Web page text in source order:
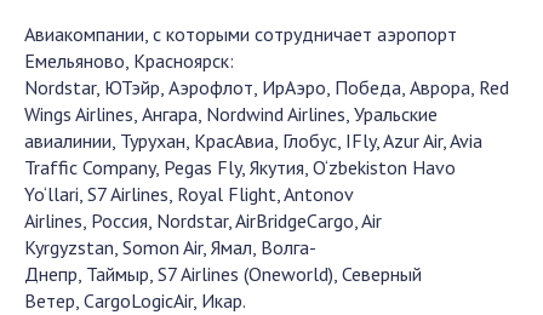
Авиакомпании, с которыми сотрудничает аэропорт
Емельяново, Красноярск:
Nordstar, ЮТэйр, Аэрофлот, ИрАэро, Победа, Аврора, Red
Wings Airlines, Ангара, Nordwind Airlines, Уральские
авиалинии, Турухан, КрасАвиа, Глобус, IFly, Azur Air, Avia
Traffic Company, Pegas Fly, Якутия, O‘zbekiston Havo
Yo‘llari, S7 Airlines, Royal Flight, Antonov
Airlines, Россия, Nordstar, AirBridgeCargo, Air
Kyrgyzstan, Somon Air, Ямал, Волга-
Днепр, Таймыр, S7 Airlines (Oneworld), Северный
Ветер, CargoLogicAir, Икар.